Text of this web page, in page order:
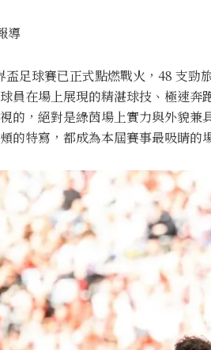
導
盃足球賽已正式點燃戰火，48 支勁
員在場上展現的精湛球技、極速
的，絕對是綠茵場上實力與外貌兼
的特寫，都成為本屆賽事最吸睛的